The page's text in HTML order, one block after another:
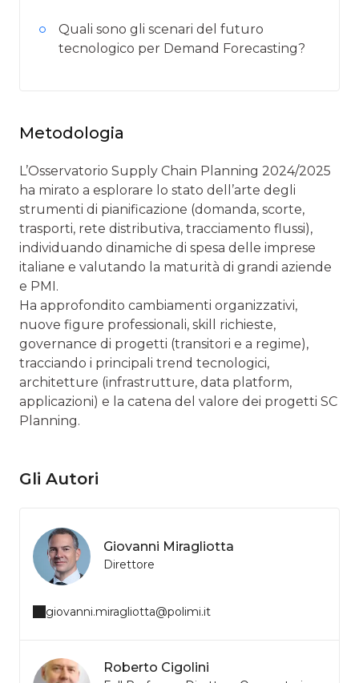
Quali sono gli scenari del futuro
tecnologico per Demand Forecasting?
Metodologia
L’Osservatorio Supply Chain Planning 2024/2025
ha mirato a esplorare lo stato dell’arte degli
strumenti di pianificazione (domanda, scorte,
trasporti, rete distributiva, tracciamento flussi),
individuando dinamiche di spesa delle imprese
italiane e valutando la maturità di grandi aziende
e PMI.
Ha approfondito cambiamenti organizzativi,
nuove figure professionali, skill richieste,
governance di progetti (transitori e a regime),
tracciando i principali trend tecnologici,
architetture (infrastrutture, data platform,
applicazioni) e la catena del valore dei progetti SC
Planning.
Gli Autori
Giovanni Miragliotta
Direttore
giovanni.miragliotta@polimi.it
Roberto Cigolini